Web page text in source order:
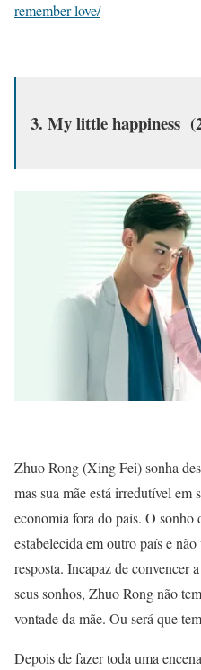
remember-love/
3. My little happiness
Zhuo Rong (Xing Fei) sonha
mas sua mãe está irredutível em
economia fora do país. O sonho
estabelecida em outro país e
resposta. Incapaz de convencer
seus sonhos, Zhuo Rong não
vontade da mãe. Ou será que
Depois de fazer toda uma